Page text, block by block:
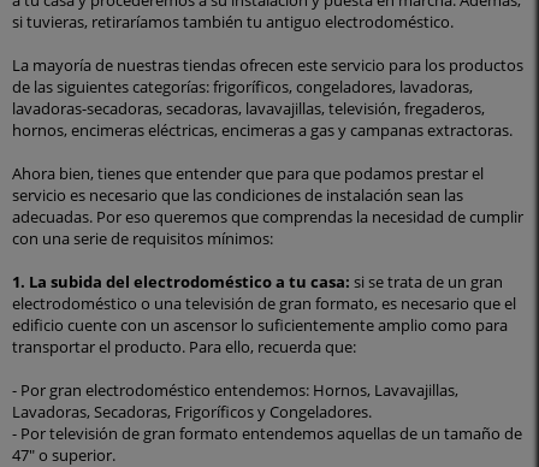
si tuvieras, retiraríamos también tu antiguo electrodoméstico.
La mayoría de nuestras tiendas ofrecen este servicio para los productos
de las siguientes categorías: frigoríficos, congeladores, lavadoras,
lavadoras-secadoras, secadoras, lavavajillas, televisión, fregaderos,
hornos, encimeras eléctricas, encimeras a gas y campanas extractoras.
Ahora bien, tienes que entender que para que podamos prestar el
servicio es necesario que las condiciones de instalación sean las
adecuadas. Por eso queremos que comprendas la necesidad de cumplir
con una serie de requisitos mínimos:
1. La subida del electrodoméstico a tu casa: si se trata de un gran
electrodoméstico o una televisión de gran formato, es necesario que el
edificio cuente con un ascensor lo suficientemente amplio como para
transportar el producto. Para ello, recuerda que:
- Por gran electrodoméstico entendemos: Hornos, Lavavajillas,
Lavadoras, Secadoras, Frigoríficos y Congeladores.
- Por televisión de gran formato entendemos aquellas de un tamaño de
47" o superior.